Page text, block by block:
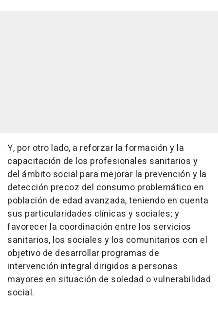
Y, por otro lado, a reforzar la formación y la
capacitación de los profesionales sanitarios y
del ámbito social para mejorar la prevención y la
detección precoz del consumo problemático en
población de edad avanzada, teniendo en cuenta
sus particularidades clínicas y sociales; y
favorecer la coordinación entre los servicios
sanitarios, los sociales y los comunitarios con el
objetivo de desarrollar programas de
intervención integral dirigidos a personas
mayores en situación de soledad o vulnerabilidad
social.